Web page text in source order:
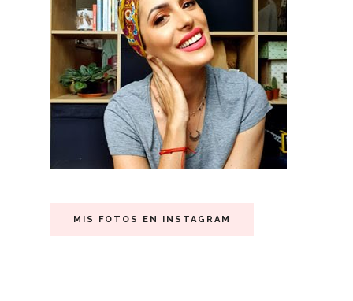
MIS FOTOS EN INSTAGRAM